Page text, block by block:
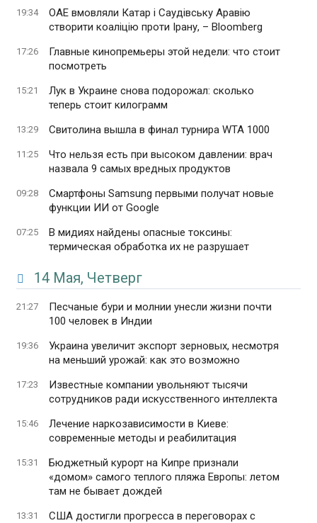
19:34
ОАЕ вмовляли Катар і Саудівську Аравію
створити коаліцію проти Ірану, – Bloomberg
17:26
Главные кинопремьеры этой недели: что стоит
посмотреть
15:21
Лук в Украине снова подорожал: сколько
теперь стоит килограмм
13:29 Свитолина вышла в финал турнира WTA 1000
11:25
Что нельзя есть при высоком давлении: врач
назвала 9 самых вредных продуктов
09:28
Смартфоны Samsung первыми получат новые
функции ИИ от Google
07:25
В мидиях найдены опасные токсины:
термическая обработка их не разрушает
14 Мая, Четверг
21:27
Песчаные бури и молнии унесли жизни почти
100 человек в Индии
19:36
Украина увеличит экспорт зерновых, несмотря
на меньший урожай: как это возможно
17:23
Известные компании увольняют тысячи
сотрудников ради искусственного интеллекта
15:46
Лечение наркозависимости в Киеве:
современные методы и реабилитация
15:31
Бюджетный курорт на Кипре признали
«домом» самого теплого пляжа Европы: летом
там не бывает дождей
13:31
США достигли прогресса в переговорах с